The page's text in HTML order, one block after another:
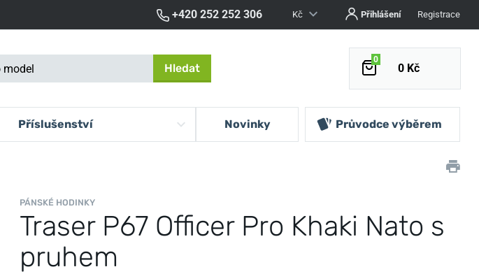
+420 252 252 306 Kč Přihlášení Registrace
Hledat
0
0 Kč
Příslušenství Novinky Průvodce výběrem
PÁNSKÉ HODINKY
Traser P67 Officer Pro Khaki Nato s
pruhem